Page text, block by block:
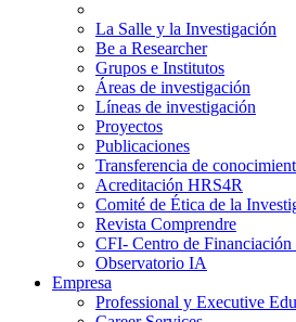
La Salle y la Investigación
Be a Researcher
Grupos e Institutos
Áreas de investigación
Líneas de investigación
Proyectos
Publicaciones
Transferencia de
Acreditación HRS4R
Comité de Ética de la
Revista Comprendre
CFI- Centro de Financiación
Observatorio IA
Empresa
Professional y Executive